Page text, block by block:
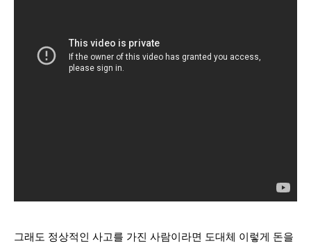
그래도 정상적인 사고를 가진 사람이라면 도대체 이렇게 돈을